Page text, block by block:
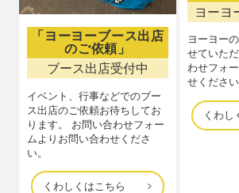
「ヨーヨーブース出店
のご依頼」
ブース出店受付中
イベント、行事などでのブー
ス出店のご依頼お待ちしてお
ります。 お問い合わせフォー
ムよりお問い合わせくださ
い。
くわしくはこちら
ヨーヨ
ヨーヨー
せていた
わせフォ
せください
くわし